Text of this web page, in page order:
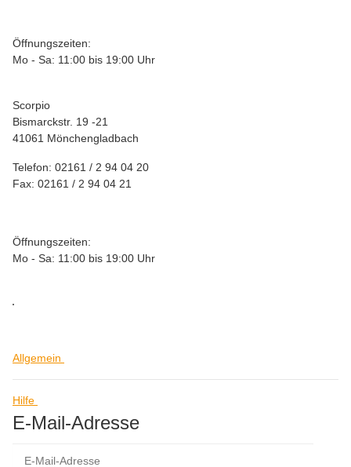
Öffnungszeiten:
Mo - Sa: 11:00 bis 19:00 Uhr
Scorpio
Bismarckstr. 19 -21
41061 Mönchengladbach
Telefon: 02161 / 2 94 04 20
Fax: 02161 / 2 94 04 21
Öffnungszeiten:
Mo - Sa: 11:00 bis 19:00 Uhr
Allgemein
Hilfe
E-Mail-Adresse